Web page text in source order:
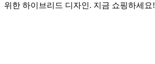
위한 하이브리드 디자인. 지금 쇼핑하세요!